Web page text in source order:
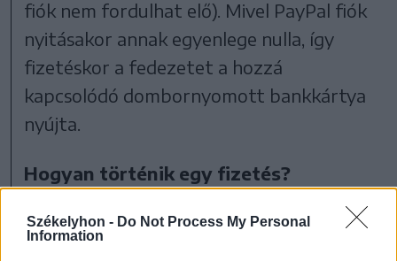
Székelyhon - Do Not Process My Personal
Information
fiók nem fordulhat elő). Mivel PayPal fiók
nyitásakor annak egyenlege nulla, így
fizetéskor a fedezetet a hozzá
kapcsolódó dombornyomott bankkártya
nyújta.
Hogyan történik egy fizetés?
Amikor a webáruházunkban kiválasztott